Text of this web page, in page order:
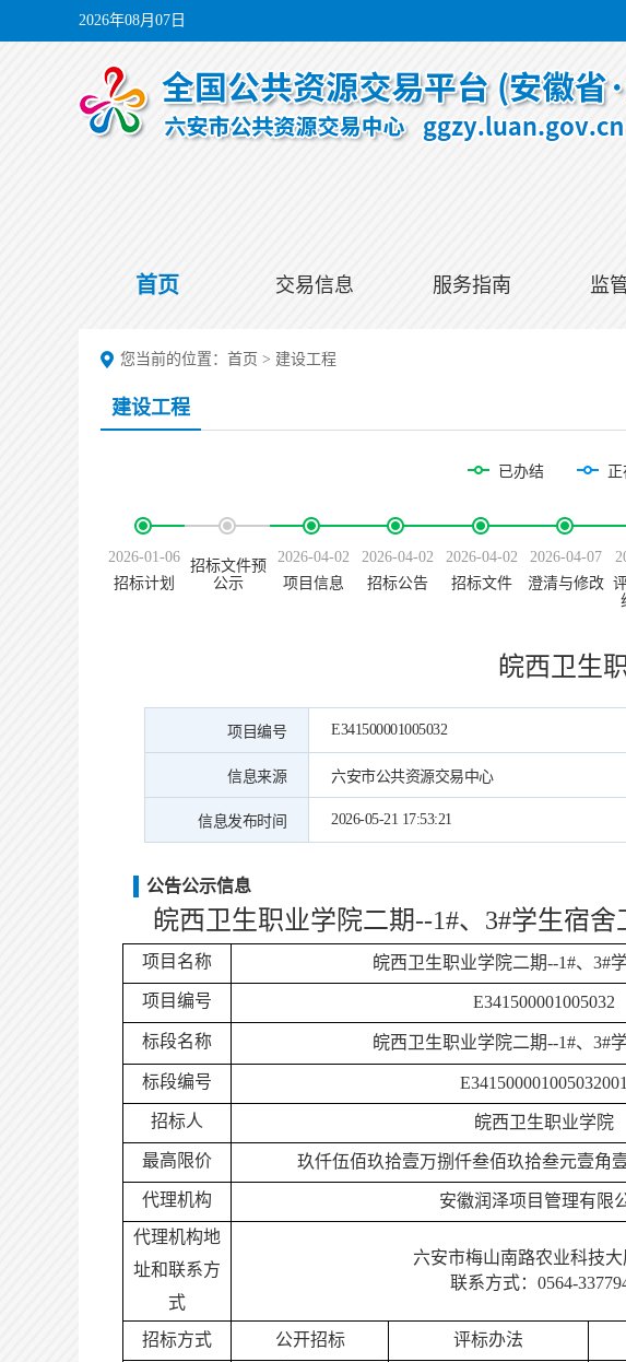
2026年08月07日
首页 交易信息 服务指南 监
您当前的位置： 首页 > 建设工程
建设工程
已办结
2026-01-06
招标计划
招标文件预
公示
2026-04-02
项目信息
2026-04-02
招标公告
2026-04-02
招标文件
2026-04-07
澄清与修改
皖西卫生
项目编号 E341500001005032
信息来源 六安市公共资源交易中心
信息发布时间 2026-05-21 17:53:21
公告公示信息
皖西卫生职业学院二期--1#、3#学生宿舍
项目名称 皖西卫生职业学院二期--1#、3#
项目编号 E341500001005032
标段名称 皖西卫生职业学院二期--1#、3#
标段编号 E341500001005032001
招标人 皖西卫生职业学院
最高限价 玖仟伍佰玖拾壹万捌仟叁佰玖拾叁元壹角
代理机构
安徽润泽项目管理有限
代理机构地
址和联系方
式
六安市梅山南路农业科技大
联系方式： 0564-
招标方式 公开招标 评标办法